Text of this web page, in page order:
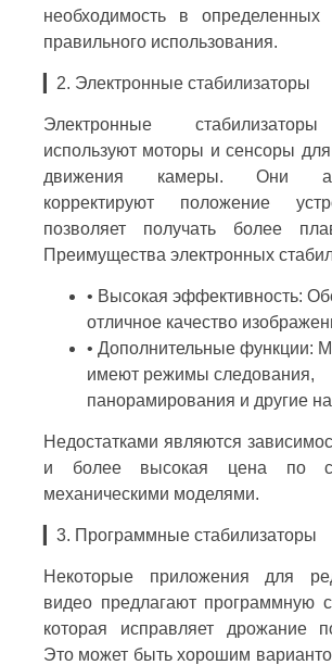
необходимость в
правильного использования.
▎2. Электронные стабилизаторы
Электронные
используют моторы и сенсоры
движения камеры. Они
корректируют положение
позволяет получать более
Преимущества электронных
• Высокая эффективность:
отличное качество
• Дополнительные функции:
имеют режимы следования,
панорамирования и другие
Недостатками являются
и более высокая цена по
механическими моделями.
▎3. Программные стабилизаторы
Некоторые приложения для
видео предлагают программную
которая исправляет дрожание
Это может быть хорошим